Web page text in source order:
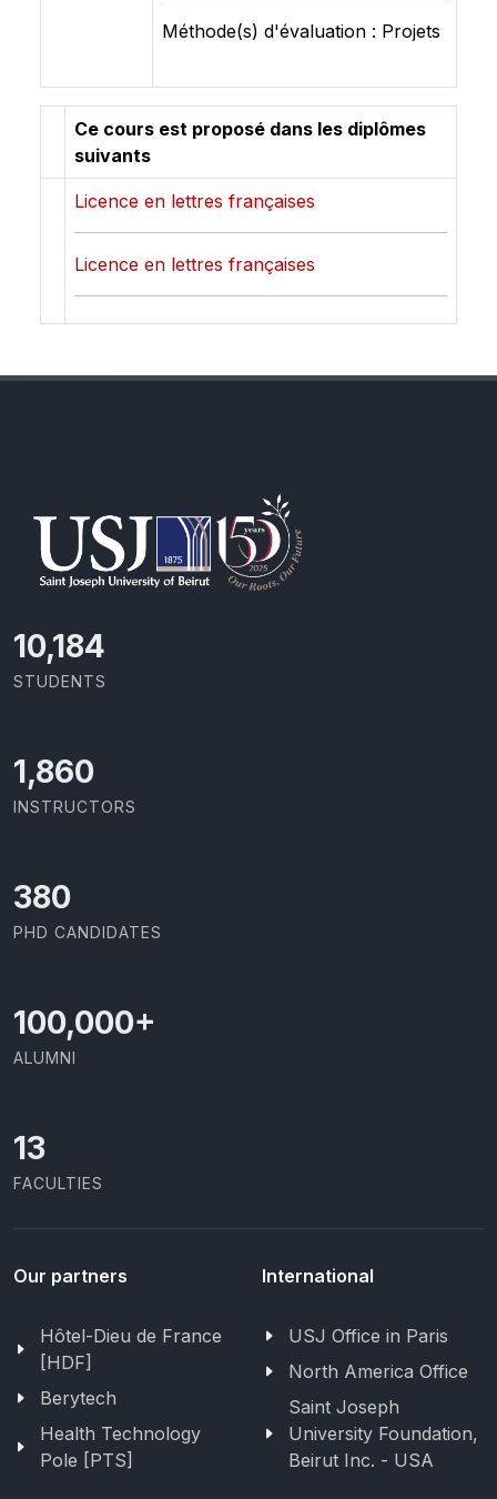
Méthode(s) d'évaluation : Projets
Ce cours est proposé dans les diplômes
suivants
Licence en lettres françaises
Licence en lettres françaises
10,801
STUDENTS
1,973
INSTRUCTORS
403
PHD CANDIDATES
100,000+
ALUMNI
13
FACULTIES
Our partners
Hôtel-Dieu de France
[HDF]
Berytech
Health Technology
Pole [PTS]
International
USJ Office in Paris
North America Office
Saint Joseph
University Foundation,
Beirut Inc. - USA